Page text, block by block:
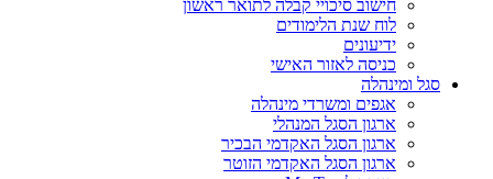
חישוב סיכויי קבלה לתואר ראשון
לוח שנת הלימודים
ידיעונים
כניסה לאזור האישי
סגל ומינהלה
אגפים ומשרדי מינהלה
ארגון הסגל המנהלי
ארגון הסגל האקדמי הבכיר
ארגון הסגל האקדמי הזוטר